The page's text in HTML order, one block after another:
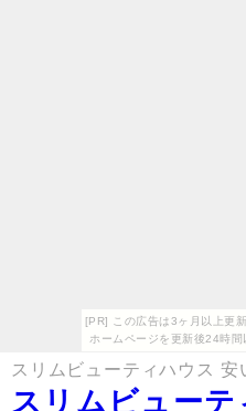
[PR] この広告は3ヶ月以上更
ホームページを更新後24時間
スリムビューティハウス 安
スリムビュー